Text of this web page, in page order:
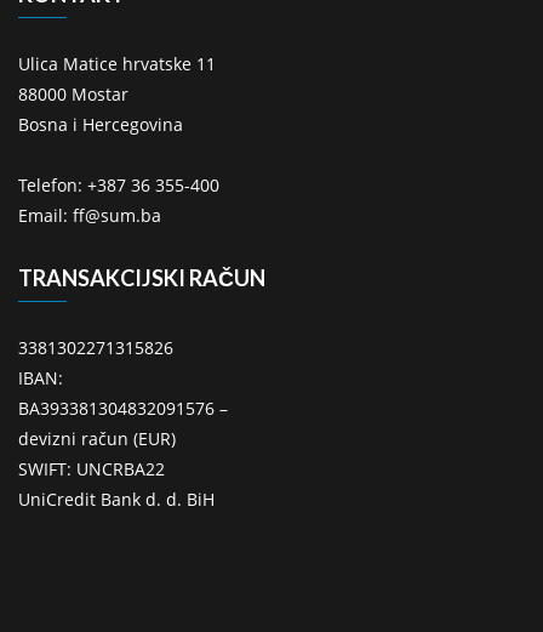
Ulica Matice hrvatske 11
88000 Mostar
Bosna i Hercegovina
Telefon: +387 36 355-400
Email: ff@sum.ba
TRANSAKCIJSKI RAČUN
3381302271315826
IBAN:
BA393381304832091576 –
devizni račun (EUR)
SWIFT: UNCRBA22
UniCredit Bank d. d. BiH